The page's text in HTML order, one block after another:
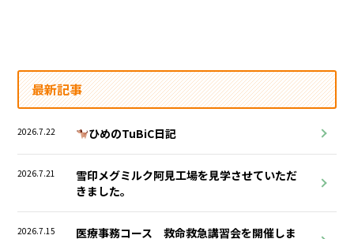
最新記事
2026.7.22 ひめのTuBiC日記
2026.7.21
雪印メグミルク阿見工場を見学させていただ
きました。
2026.7.15
医療事務コース 救命救急講習会を開催しま